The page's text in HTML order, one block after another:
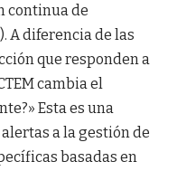
continua de
A diferencia de las
que responden a
cambia el
Esta es una
a la gestión de
basadas en